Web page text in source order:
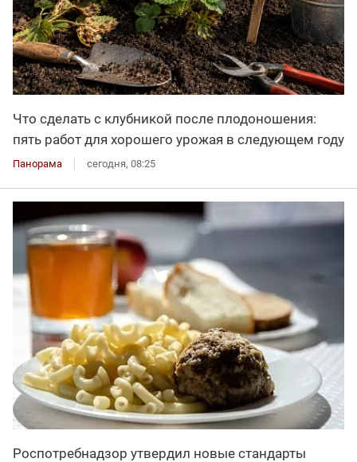
Что сделать с клубникой после плодоношения:
пять работ для хорошего урожая в следующем году
Панорама сегодня, 08:25
Роспотребнадзор утвердил новые стандарты